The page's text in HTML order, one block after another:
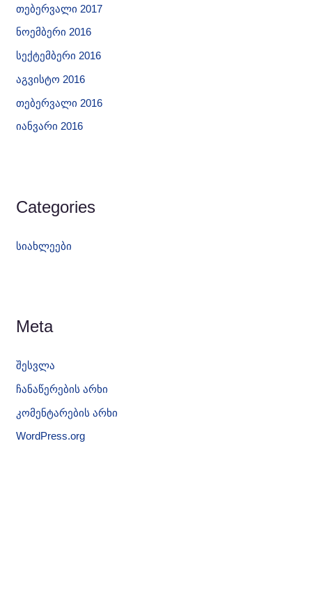
თებერვალი 2017
ნოემბერი 2016
სექტემბერი 2016
აგვისტო 2016
თებერვალი 2016
იანვარი 2016
Categories
სიახლეები
Meta
შესვლა
ჩანაწერების არხი
კომენტარების არხი
WordPress.org